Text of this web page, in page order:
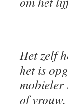
Het zelf
het is
mobieler
of